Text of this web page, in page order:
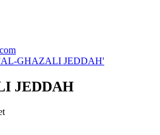
'AL-GHAZALI JEDDAH'
JEDDAH